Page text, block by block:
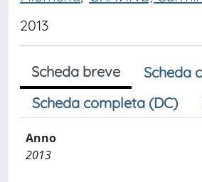
2013
Scheda breve
Scheda
Scheda completa (DC)
Anno
2013